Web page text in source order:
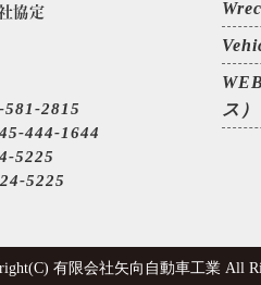
協定
581-2815
444-1644
5225
5225
ス）
有限会社矢向自動車工業 All